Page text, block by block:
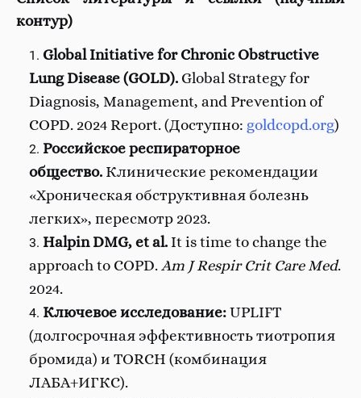
контур)
Global Initiative for Chronic Obstructive
Lung Disease (GOLD). Global Strategy for
Diagnosis, Management, and Prevention of
COPD. 2024 Report. (Доступно: goldcopd.org)
Российское респираторное
общество. Клинические рекомендации
«Хроническая обструктивная болезнь
легких», пересмотр 2023.
Halpin DMG, et al. It is time to change the
approach to COPD. Am J Respir Crit Care Med.
2024.
Ключевое исследование: UPLIFT
(долгосрочная эффективность тиотропия
бромида) и TORCH (комбинация
ЛАБА+ИГКС).